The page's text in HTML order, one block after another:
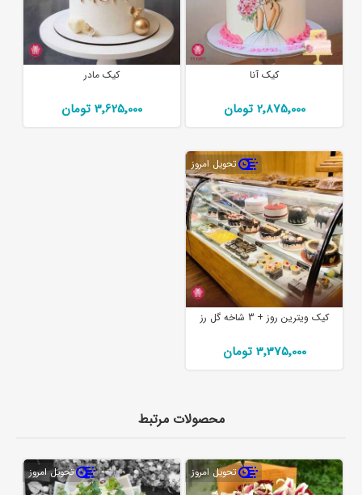
کیک آنا
2٬875٬000 تومان
کیک مادر
3٬625٬000 تومان
تحویل امروز
کیک ویترین روز + 3 شاخه گل رز
3٬375٬000 تومان
محصولات مرتبط
تحویل امروز تحویل امروز